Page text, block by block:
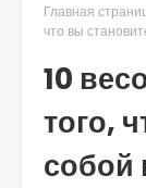
Главная
что вы
10
того,
собой